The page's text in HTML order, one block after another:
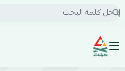
كشات | KSHAT للخدمات السيارات البرية